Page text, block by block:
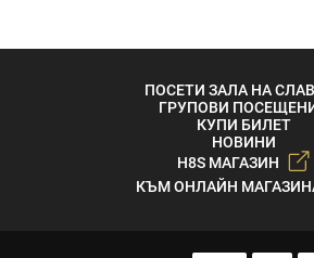
ПОСЕТИ ЗАЛА НА
ГРУПОВИ
КУПИ БИЛЕТ
НОВИНИ
H8S МАГАЗИН
КЪМ ОНЛАЙН